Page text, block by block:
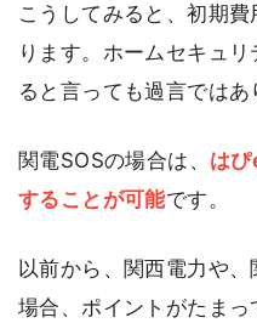
こうしてみると、初期
ります。ホームセキュ
ると言っても過言ではあ
関電SOSの場合は、 は
することが可能です。
以前から、関西電力や
場合、ポイントがたまっ